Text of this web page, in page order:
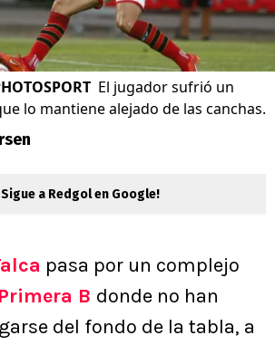
El jugador sufrió un
lo mantiene alejado de las canchas.
Sigue a Redgol en Google!
pasa por un complejo
Primera B donde no han
del fondo de la tabla, a